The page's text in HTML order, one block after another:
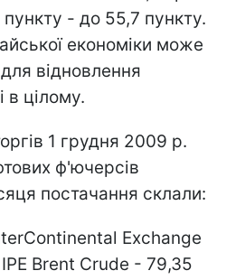
пункту - до 55,7 пункту.
економіки може
відновлення
в цілому.
1 грудня 2009 р.
ф'ючерсів
постачання склали:
Exchange
Brent Crude - 79,35